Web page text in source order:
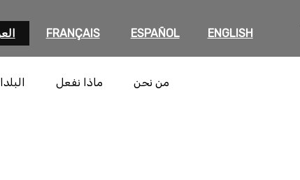
ENGLISH
ESPAÑOL
FRANÇAIS
من نحن ماذا نفعل